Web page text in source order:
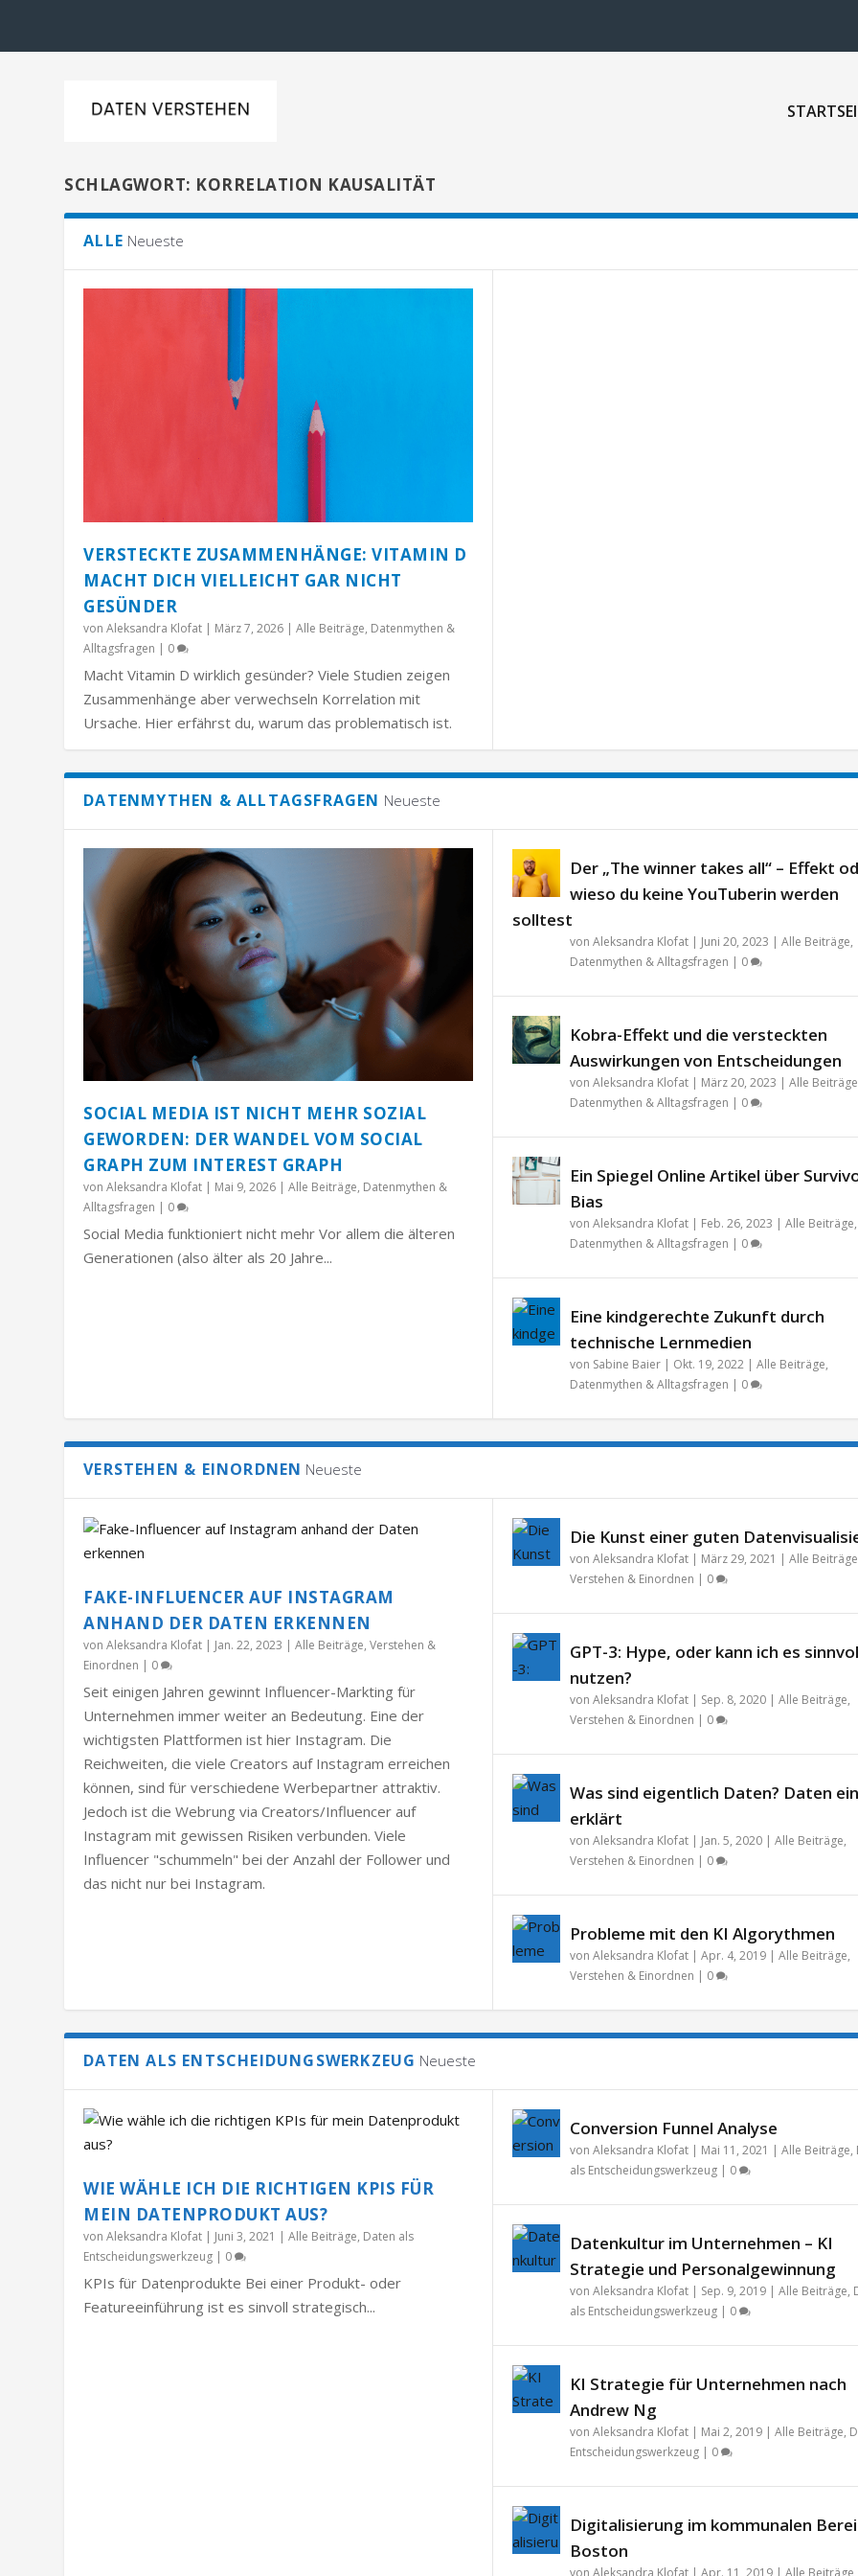
SCHLAGWORT: KORRELATION KAUSALITÄT
ALLE Neueste
VERSTECKTE ZUSAMMENHÄNGE: VITAMIN D
MACHT DICH VIELLEICHT GAR NICHT
GESÜNDER
vonAleksandra Klofat | März 7, 2026 |Alle Beiträge, Datenmythen &
Alltagsfragen | 0
Macht Vitamin D wirklich gesünder? Viele Studien zeigen
Zusammenhänge aber verwechseln Korrelation mit
Ursache. Hier erfährst du, warum das problematisch ist.
DATENMYTHEN & ALLTAGSFRAGEN Neueste
SOCIAL MEDIA IST NICHT MEHR SOZIAL
GEWORDEN: DER WANDEL VOM SOCIAL
GRAPH ZUM INTEREST GRAPH
vonAleksandra Klofat | Mai 9, 2026 |Alle Beiträge, Datenmythen &
Alltagsfragen | 0
Social Media funktioniert nicht mehr Vor allem die älteren
Generationen (also älter als 20 Jahre...
Der „The winner takes all“ – Effekt
wieso du keine YouTuberin werden
solltest
von Aleksandra Klofat| Juni 20, 2023 | Alle Beiträge,
Datenmythen & Alltagsfragen | 0
Kobra-Effekt und die versteckten
Auswirkungen von Entscheidungen
von Aleksandra Klofat| März 20, 2023 | Alle Beiträge
Datenmythen & Alltagsfragen | 0
Ein Spiegel Online Artikel über
Bias
von Aleksandra Klofat| Feb. 26, 2023 | Alle Beiträge,
Datenmythen & Alltagsfragen | 0
Eine kindgerechte Zukunft durch
technische Lernmedien
von Sabine Baier| Okt. 19, 2022| Alle Beiträge,
Datenmythen & Alltagsfragen | 0
VERSTEHEN & EINORDNEN Neueste
FAKE-INFLUENCER AUF INSTAGRAM
ANHAND DER DATEN ERKENNEN
vonAleksandra Klofat | Jan. 22, 2023 |Alle Beiträge,Verstehen &
Einordnen | 0
Seit einigen Jahren gewinnt Influencer-Markting für
Unternehmen immer weiter an Bedeutung. Eine der
wichtigsten Plattformen ist hier Instagram. Die
Reichweiten, die viele Creators auf Instagram erreichen
können, sind für verschiedene Werbepartner attraktiv.
Jedoch ist die Webrung via Creators/Influencer auf
Instagram mit gewissen Risiken verbunden. Viele
Influencer "schummeln" bei der Anzahl der Follower und
das nicht nur bei Instagram.
Die Kunst einer guten
von Aleksandra Klofat| März 29, 2021 | Alle Beiträge
Verstehen & Einordnen | 0
GPT-3: Hype, oder kann ich es
nutzen?
von Aleksandra Klofat| Sep. 8, 2020| Alle Beiträge,
Verstehen & Einordnen | 0
Was sind eigentlich Daten? Daten
erklärt
von Aleksandra Klofat| Jan. 5, 2020| Alle Beiträge,
Verstehen & Einordnen | 0
Probleme mit den KI Algorythmen
von Aleksandra Klofat| Apr. 4, 2019| Alle Beiträge,
Verstehen & Einordnen | 0
DATEN ALS ENTSCHEIDUNGSWERKZEUG Neueste
WIE WÄHLE ICH DIE RICHTIGEN KPIS FÜR
MEIN DATENPRODUKT AUS?
vonAleksandra Klofat | Juni 3, 2021 |Alle Beiträge, Daten als
Entscheidungswerkzeug | 0
KPIs für Datenprodukte Bei einer Produkt- oder
Featureeinführung ist es sinvoll strategisch...
Conversion Funnel Analyse
von Aleksandra Klofat| Mai 11, 2021 | Alle Beiträge,
als Entscheidungswerkzeug| 0
Datenkultur im Unternehmen – KI
Strategie und Personalgewinnung
von Aleksandra Klofat| Sep. 9, 2019| Alle Beiträge,
als Entscheidungswerkzeug| 0
KI Strategie für Unternehmen nach
Andrew Ng
von Aleksandra Klofat| Mai 2, 2019| Alle Beiträge,
Entscheidungswerkzeug| 0
Digitalisierung im kommunalen
Boston
von Aleksandra Klofat| Apr. 11, 2019| Alle Beiträge